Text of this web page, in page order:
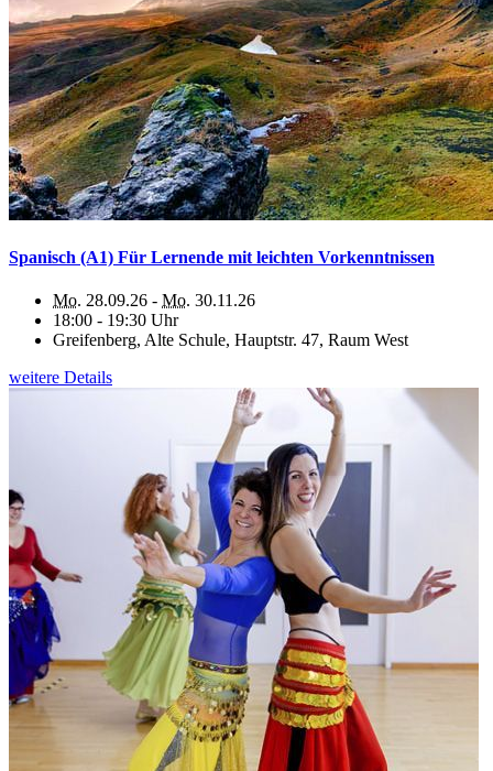
Spanisch (A1) Für Lernende mit leichten Vorkenntnissen
Mo. 28.09.26 - Mo. 30.11.26
18:00 - 19:30 Uhr
Greifenberg, Alte Schule, Hauptstr. 47, Raum West
weitere Details